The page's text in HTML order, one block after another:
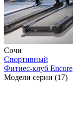
Сочи
Спортивный
Фитнес-клуб Encore
Модели серии (17)